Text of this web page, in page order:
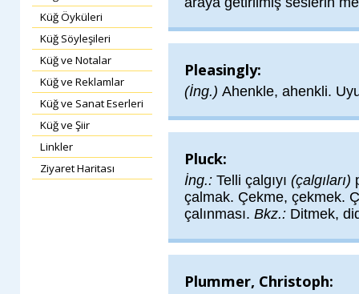
Küğ Öyküleri
Küğ Söyleşileri
Küğ ve Notalar
Küğ ve Reklamlar
Küğ ve Sanat Eserleri
Küğ ve Şiir
Linkler
Ziyaret Haritası
Pleasingly:
(İng.) Ahenkle, ahenkli.
Pluck:
İng.: Telli çalgıyı (çalgıları)
çalmak. Çekme, çekmek.
çalınması. Bkz.: Ditmek,
Plummer, Christoph: